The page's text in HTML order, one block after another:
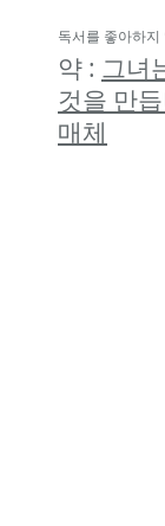
독서를 좋아하
약 : 그녀
것을 만
매체